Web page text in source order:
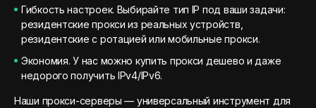
Гибкость настроек. Выбирайте тип IP под ваши задачи:
резидентские прокси из реальных устройств,
резидентские с ротацией или мобильные прокси.
Экономия. У нас можно купить прокси дешево и даже
недорого получить IPv4/IPv6.
Наши прокси-серверы — универсальный инструмент для